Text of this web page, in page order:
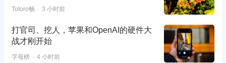
Totoro畅 3 小时前
打官司、挖人，苹果和OpenAI的硬件大
战才刚开始
字母榜 4 小时前